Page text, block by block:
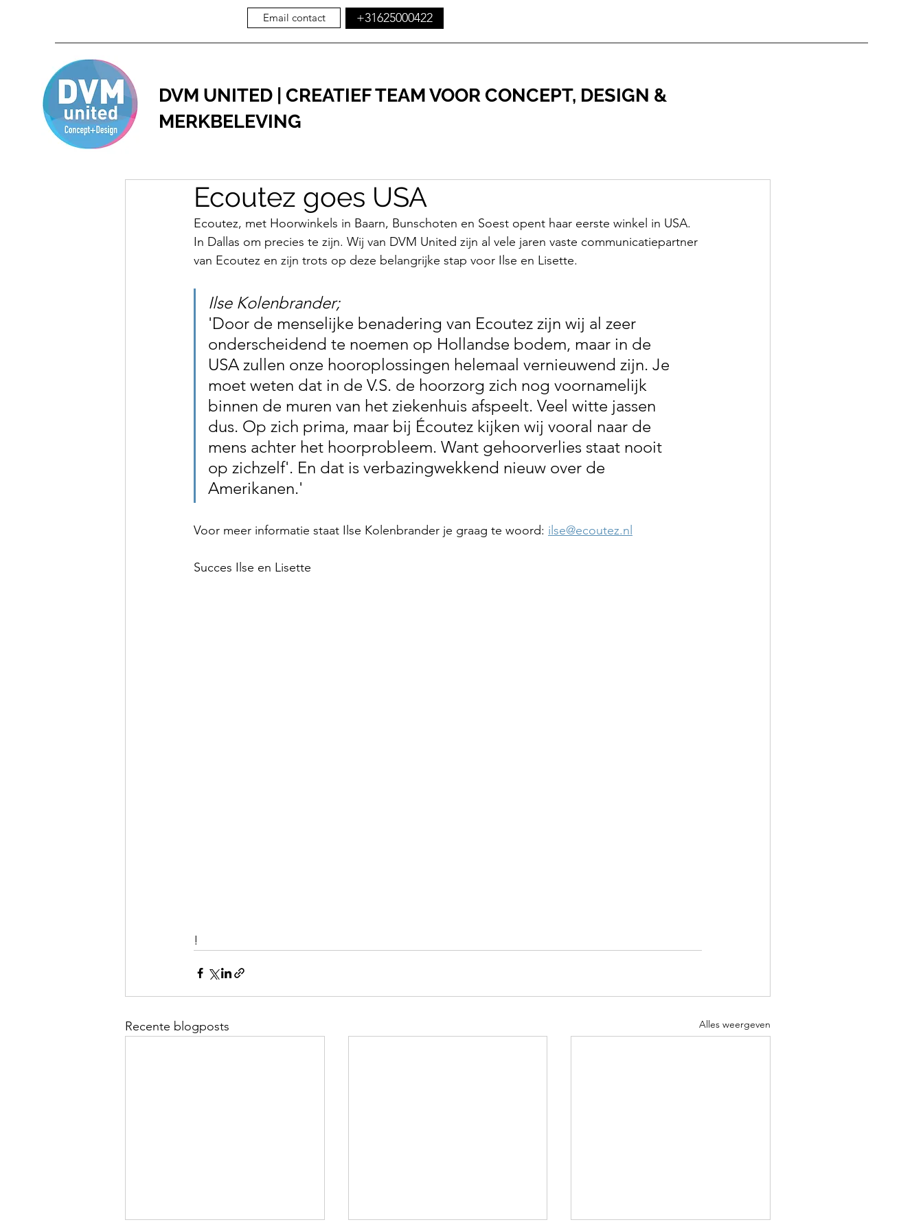
Email contact +31625000422
DVM UNITED | CREATIEF TEAM VOOR CONCEPT, DESIGN &
MERKBELEVING
Ecoutez goes USA
Ecoutez, met Hoorwinkels in Baarn, Bunschoten en Soest opent haar eerste winkel in USA.
In Dallas om precies te zijn. Wij van DVM United zijn al vele jaren vaste communicatiepartner
van Ecoutez en zijn trots op deze belangrijke stap voor Ilse en Lisette.
Ilse Kolenbrander;
'Door de menselijke benadering van Ecoutez zijn wij al zeer
onderscheidend te noemen op Hollandse bodem, maar in de
USA zullen onze hooroplossingen helemaal vernieuwend zijn. Je
moet weten dat in de V.S. de hoorzorg zich nog voornamelijk
binnen de muren van het ziekenhuis afspeelt. Veel witte jassen
dus. Op zich prima, maar bij Écoutez kijken wij vooral naar de
mens achter het hoorprobleem. Want gehoorverlies staat nooit
op zichzelf'. En dat is verbazingwekkend nieuw over de
Amerikanen.'
Voor meer informatie staat Ilse Kolenbrander je graag te woord: ilse@ecoutez.nl
Succes Ilse en Lisette
!
Recente blogposts Alles weergeven